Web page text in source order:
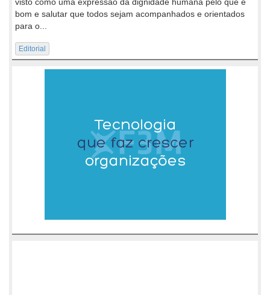
bom e salutar que todos sejam acompanhados e orientados
para o...
Editorial